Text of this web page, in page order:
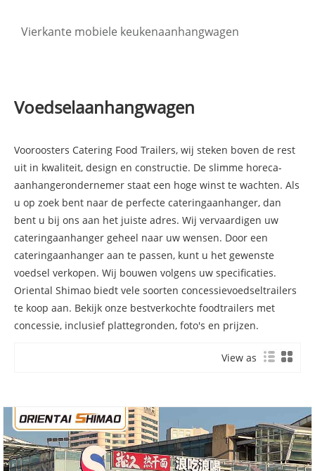
Vierkante mobiele keukenaanhangwagen
Voedselaanhangwagen
Vooroosters Catering Food Trailers, wij steken boven de rest
uit in kwaliteit, design en constructie. De slimme horeca-
aanhangerondernemer staat een hoge winst te wachten. Als
u op zoek bent naar de perfecte cateringaanhanger, dan
bent u bij ons aan het juiste adres. Wij vervaardigen uw
cateringaanhanger geheel naar uw wensen. Door een
cateringaanhanger aan te passen, kunt u het gewenste
voedsel verkopen. Wij bouwen volgens uw specificaties.
Oriental Shimao biedt vele soorten concessievoedseltrailers
te koop aan. Bekijk onze bestverkochte foodtrailers met
concessie, inclusief plattegronden, foto's en prijzen.
View as